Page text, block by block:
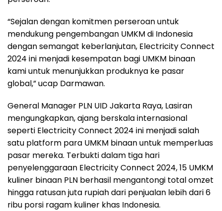
“Sejalan dengan komitmen perseroan untuk
mendukung pengembangan UMKM di Indonesia
dengan semangat keberlanjutan, Electricity Connect
2024 ini menjadi kesempatan bagi UMKM binaan
kami untuk menunjukkan produknya ke pasar
global,” ucap Darmawan.
General Manager PLN UID Jakarta Raya, Lasiran
mengungkapkan, ajang berskala internasional
seperti Electricity Connect 2024 ini menjadi salah
satu platform para UMKM binaan untuk memperluas
pasar mereka. Terbukti dalam tiga hari
penyelenggaraan Electricity Connect 2024, 15 UMKM
kuliner binaan PLN berhasil mengantongi total omzet
hingga ratusan juta rupiah dari penjualan lebih dari 6
ribu porsi ragam kuliner khas Indonesia.